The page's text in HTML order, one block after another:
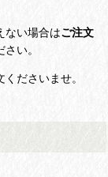
ない場合はご注文
い。
ださいませ。